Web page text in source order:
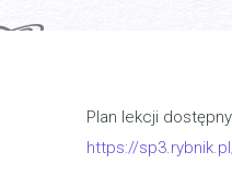
Plan lekcji
https://